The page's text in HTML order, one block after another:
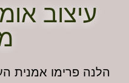
משי